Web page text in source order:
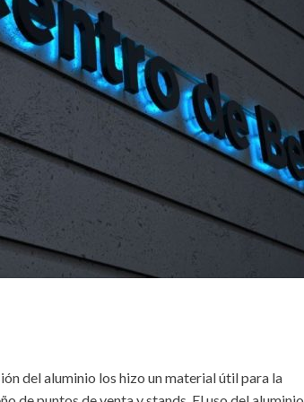
del aluminio los hizo un material útil para la